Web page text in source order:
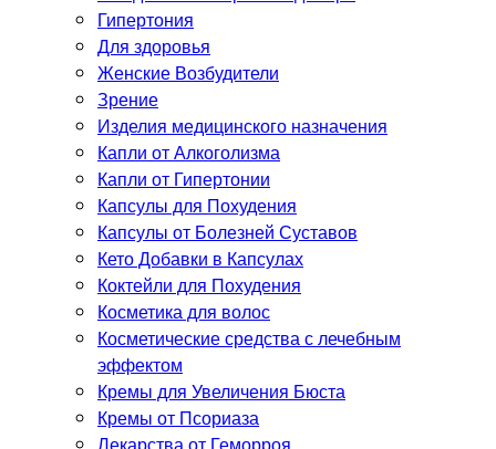
Гипертония
Для здоровья
Женские Возбудители
Зрение
Изделия медицинского назначения
Капли от Алкоголизма
Капли от Гипертонии
Капсулы для Похудения
Капсулы от Болезней Суставов
Кето Добавки в Капсулах
Коктейли для Похудения
Косметика для волос
Косметические средства с лечебным
эффектом
Кремы для Увеличения Бюста
Кремы от Псориаза